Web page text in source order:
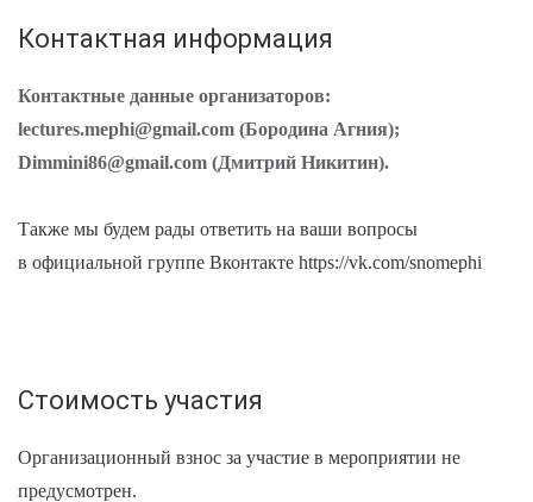
Контактная информация
Контактные данные организаторов:
lectures.mephi@gmail.com (Бородина Агния);
Dimmini86@gmail.com (Дмитрий Никитин).
Также мы будем рады ответить на ваши вопросы
в официальной группе Вконтакте https://vk.com/snomephi
Стоимость участия
Организационный взнос за участие в мероприятии не
предусмотрен.